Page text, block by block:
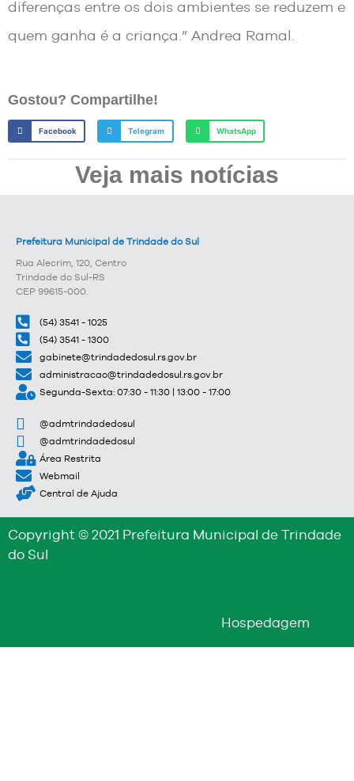
diferenças entre os dois ambientes se reduzem e
quem ganha é a criança.” Andrea Ramal.
Gostou? Compartilhe!
Facebook Telegram WhatsApp
Veja mais notícias
Prefeitura Municipal de Trindade do Sul
Rua Alecrim, 120, Centro
Trindade do Sul-RS
CEP 99615-000.
(54) 3541 - 1025
(54) 3541 - 1300
gabinete@trindadedosul.rs.gov.br
administracao@trindadedosul.rs.gov.br
Segunda-Sexta: 07:30 - 11:30 | 13:00 - 17:00
@admtrindadedosul
@admtrindadedosul
Área Restrita
Webmail
Central de Ajuda
Copyright © 2021 Prefeitura Municipal de Trindade
do Sul
Hospedagem